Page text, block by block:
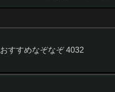
おすすめなぞなぞ 4032